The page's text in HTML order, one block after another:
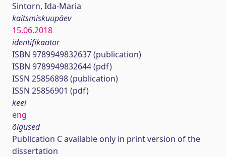
Sintorn, Ida-Maria
kaitsmiskuupäev
15.06.2018
identifikaator
ISBN 9789949832637 (publication)
ISBN 9789949832644 (pdf)
ISSN 25856898 (publication)
ISSN 25856901 (pdf)
keel
eng
õigused
Publication C available only in print version of the
dissertation